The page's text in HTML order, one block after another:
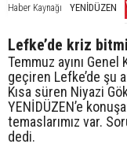
Haber Kaynağı YENİDÜZEN
Lefke’de kriz
Temmuz ayını
geçiren Lefke’de şu
Kısa süren Niyazi
YENİDÜZEN’e
temaslarımız var.
dedi.